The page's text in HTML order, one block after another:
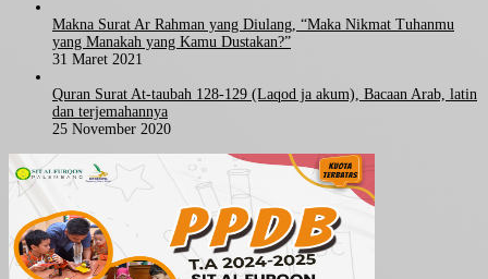
Makna Surat Ar Rahman yang Diulang, “Maka Nikmat Tuhanmu
yang Manakah yang Kamu Dustakan?”
31 Maret 2021
Quran Surat At-taubah 128-129 (Laqod ja akum), Bacaan Arab, latin
dan terjemahannya
25 November 2020